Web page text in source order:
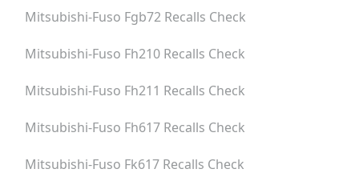
Mitsubishi-Fuso Fgb72 Recalls Check
Mitsubishi-Fuso Fh210 Recalls Check
Mitsubishi-Fuso Fh211 Recalls Check
Mitsubishi-Fuso Fh617 Recalls Check
Mitsubishi-Fuso Fk617 Recalls Check